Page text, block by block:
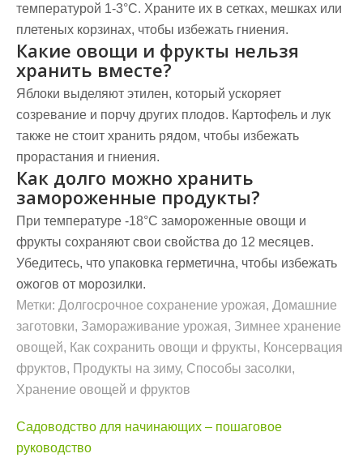
температурой 1-3°C. Храните их в сетках, мешках или
плетеных корзинах, чтобы избежать гниения.
Какие овощи и фрукты нельзя
хранить вместе?
Яблоки выделяют этилен, который ускоряет
созревание и порчу других плодов. Картофель и лук
также не стоит хранить рядом, чтобы избежать
прорастания и гниения.
Как долго можно хранить
замороженные продукты?
При температуре -18°C замороженные овощи и
фрукты сохраняют свои свойства до 12 месяцев.
Убедитесь, что упаковка герметична, чтобы избежать
ожогов от морозилки.
Метки: Долгосрочное сохранение урожая, Домашние
заготовки, Замораживание урожая, Зимнее хранение
овощей, Как сохранить овощи и фрукты, Консервация
фруктов, Продукты на зиму, Способы засолки,
Хранение овощей и фруктов
Навигация
по
Садоводство для начинающих – пошаговое
руководство